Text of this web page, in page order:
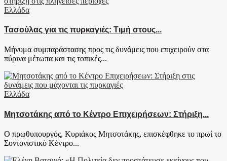
Ελλάδα
Τασούλας για τις πυρκαγιές: Τιμή στους...
Μήνυμα συμπαράστασης προς τις δυνάμεις που επιχειρούν στα
πύρινα μέτωπα και τις τοπικές...
Ελλάδα
Μητσοτάκης από το Κέντρο Επιχειρήσεων: Στήριξη...
Ο πρωθυπουργός, Κυριάκος Μητσοτάκης, επισκέφθηκε το πρωί το
Συντονιστικό Κέντρο...